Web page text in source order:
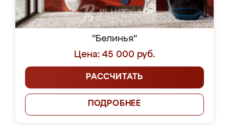
"Белинья"
Цена: 45 000 руб.
РАССЧИТАТЬ
ПОДРОБНЕЕ